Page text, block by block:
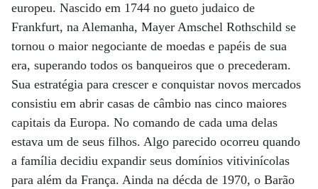
europeu. Nascido em 1744 no gueto judaico de
Frankfurt, na Alemanha, Mayer Amschel Rothschild se
tornou o maior negociante de moedas e papéis de sua
era, superando todos os banqueiros que o precederam.
Sua estratégia para crescer e conquistar novos mercados
consistiu em abrir casas de câmbio nas cinco maiores
capitais da Europa. No comando de cada uma delas
estava um de seus filhos. Algo parecido ocorreu quando
a família decidiu expandir seus domínios vitivinícolas
para além da França. Ainda na décda de 1970, o Barão